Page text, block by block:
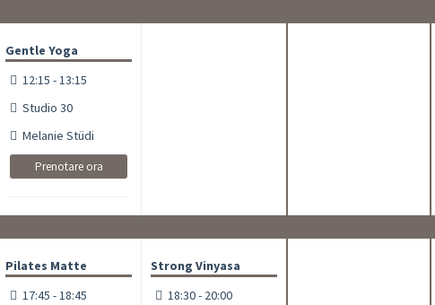
Gentle Yoga
12:15 - 13:15
Studio 30
Melanie Stüdi
Prenotare ora
Pilates Matte
17:45 - 18:45
Strong Vinyasa
18:30 - 20:00